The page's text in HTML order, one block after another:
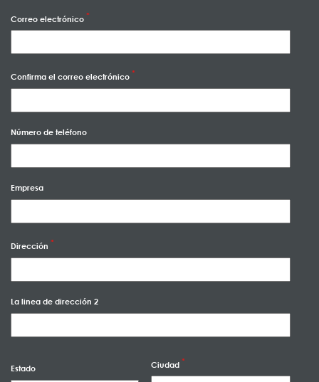
Correo electrónico
Confirma el correo electrónico
Número de teléfono
Empresa
Dirección
La linea de dirección 2
Estado Ciudad